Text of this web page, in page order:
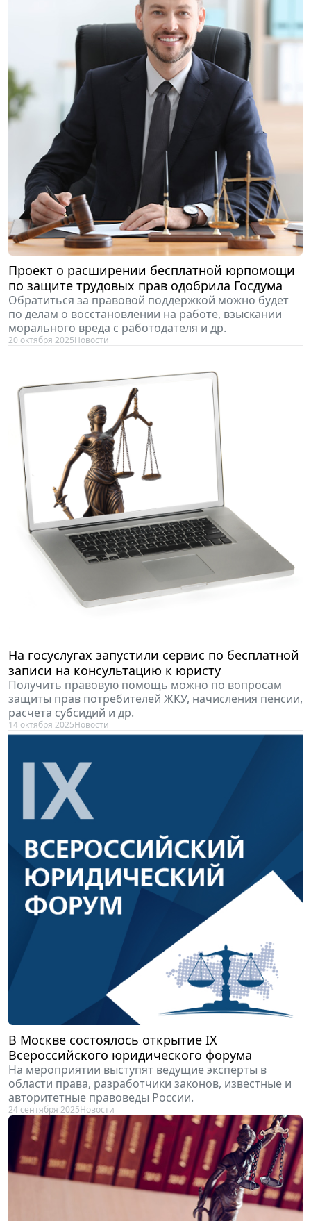
Проект о расширении бесплатной юрпомощи
по защите трудовых прав одобрила Госдума
Обратиться за правовой поддержкой можно будет
по делам о восстановлении на работе, взыскании
морального вреда с работодателя и др.
20 октября 2025Новости
На госуслугах запустили сервис по бесплатной
записи на консультацию к юристу
Получить правовую помощь можно по вопросам
защиты прав потребителей ЖКУ, начисления пенсии,
расчета субсидий и др.
14 октября 2025Новости
В Москве состоялось открытие IX
Всероссийского юридического форума
На мероприятии выступят ведущие эксперты в
области права, разработчики законов, известные и
авторитетные правоведы России.
24 сентября 2025Новости